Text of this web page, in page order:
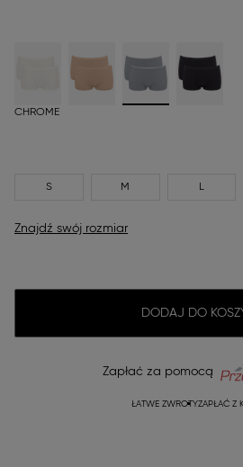
CHROME
S M L
Znajdź swój rozmiar
DODAJ DO
Zapłać za pomocą
ŁATWE ZWROTYZAPŁAĆ Z